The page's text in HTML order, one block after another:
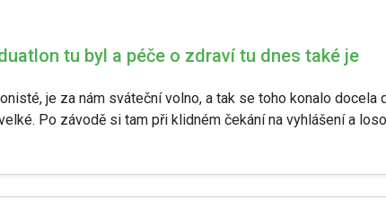
tu byl a péče o zdraví tu dnes také je
je za nám sváteční volno, a tak se toho konalo
Po závodě si tam při klidném čekání na vyhlášení a